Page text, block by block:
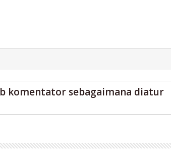
komentator sebagaimana diatur